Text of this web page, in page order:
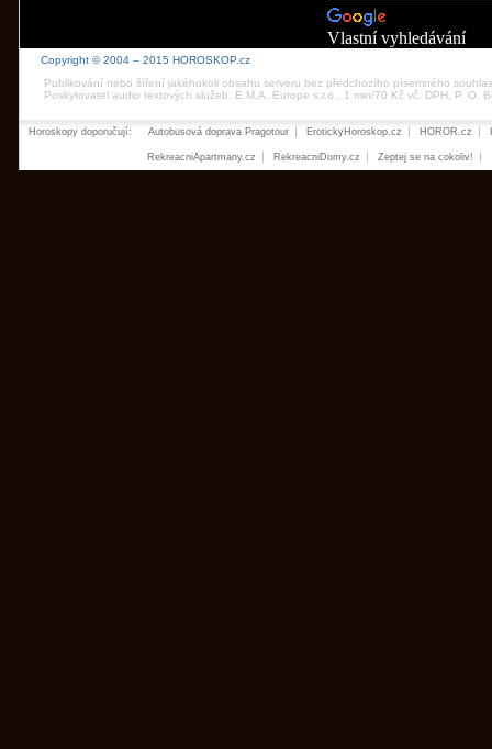
Vlastní vyhledávání
Copyright © 2004 – 2015 HOROSKOP.cz
Publikování nebo šíření jakéhokoli obsahu serveru bez předchozího písemného
Poskytovatel audio textových služeb: E.M.A. Europe s.r.o., 1 min/70 Kč vč. DPH, P. O.
Horoskopy doporučují: Autobusová doprava Pragotour ErotickyHoroskop.cz HOROR.cz
RekreacniApartmany.cz RekreacniDomy.cz Zeptej se na cokoliv!